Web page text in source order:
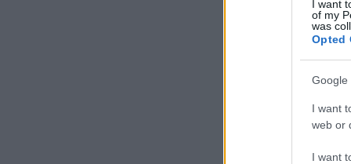
I want
of my
was
Opted
Google
I want
web or
I want